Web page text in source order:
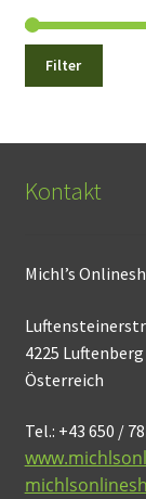
Filter
Kontakt
Michl’s
4225 Luftenberg
Österreich
Tel.: +43 650 /